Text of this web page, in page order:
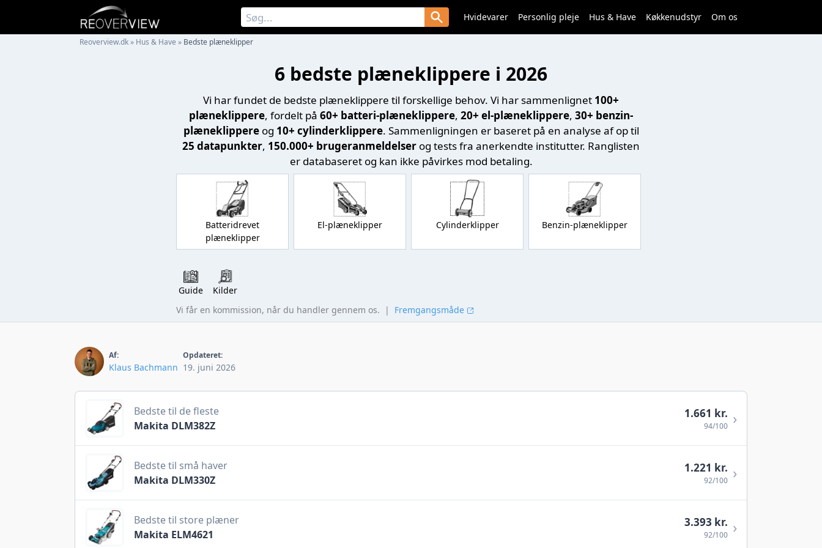
Hvidevarer Personlig pleje Hus & Have Køkkenudstyr Om os
Reoverview.dk» Hus & Have » Bedste plæneklipper
6 bedste plæneklippere i 2026
Vi har fundet de bedste plæneklippere til forskellige behov. Vi har sammenlignet 100+
plæneklippere, fordelt på 60+ batteri-plæneklippere, 20+ el-plæneklippere, 30+ benzin-
plæneklippereog 10+ cylinderklippere. Sammenligningen er baseret på en analyse af op til
25 datapunkter, 150.000+ brugeranmeldelser og tests fra anerkendte institutter. Ranglisten
er databaseret og kan ikke påvirkes mod betaling.
Batteridrevet
plæneklipper
El-plæneklipper Cylinderklipper Benzin-plæneklipper
Guide
Kilder
Vi får en kommission, når du handler gennem os.
| Fremgangsmåde
Af:
Klaus Bachmann
Opdateret:
19. juni 2026
Bedste til de fleste
Makita DLM382Z
1.661 kr.
94/100 ›
Bedste til små haver
Makita DLM330Z
1.221 kr.
92/100 ›
Bedste til store plæner
Makita ELM4621
3.393 kr.
92/100 ›